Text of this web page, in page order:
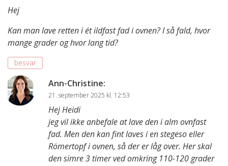
Hej
Kan man lave retten i ét ildfast fad i ovnen? I så fald, hvor
mange grader og hvor lang tid?
besvar
Ann-Christine:
21. september 2025 kl. 12:53
Hej Heidi
jeg vil ikke anbefale at lave den i alm ovnfast
fad. Men den kan fint laves i en stegeso eller
Römertopf i ovnen, så der er låg over. Her skal
den simre 3 timer ved omkring 110-120 grader